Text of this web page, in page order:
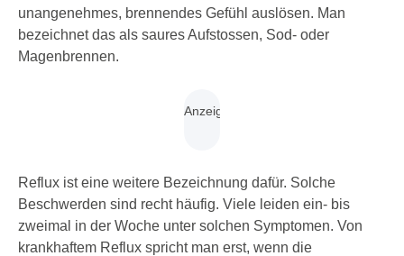
unangenehmes, brennendes Gefühl auslösen. Man
bezeichnet das als saures Auf­stossen, Sod- oder
Magenbrennen.
Reflux ist eine weitere Bezeichnung dafür. Solche
Beschwerden sind recht häufig. Viele leiden ein- bis
zweimal in der Woche unter solchen Symptomen. Von
krankhaftem Reflux spricht man erst, wenn die